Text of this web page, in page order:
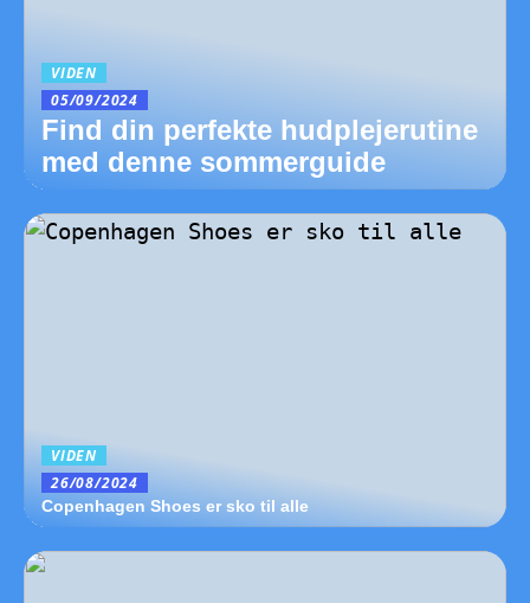
VIDEN
05/09/2024
Find din perfekte hudplejerutine
med denne sommerguide
VIDEN
26/08/2024
Copenhagen Shoes er sko til alle